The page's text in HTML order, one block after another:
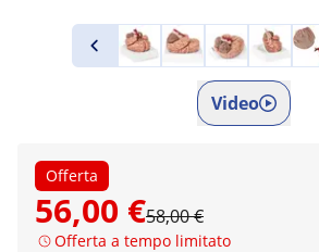
Video
Offerta
56,00 €58,00 €
Offerta a tempo limitato